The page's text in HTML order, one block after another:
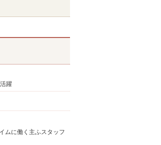
躍
ムに働く主ふスタッフ